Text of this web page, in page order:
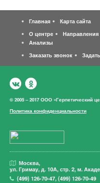
Главная
Карта сайта
О центре
Направления
Анализы
Заказать звонок
© 2005 – 2017 ООО «Герпетический
Политика конфиденциальности
Москва,
ул. Гримау, д. 10А, стр. 2, м.
(499)126-70-47,(499)126-70-49